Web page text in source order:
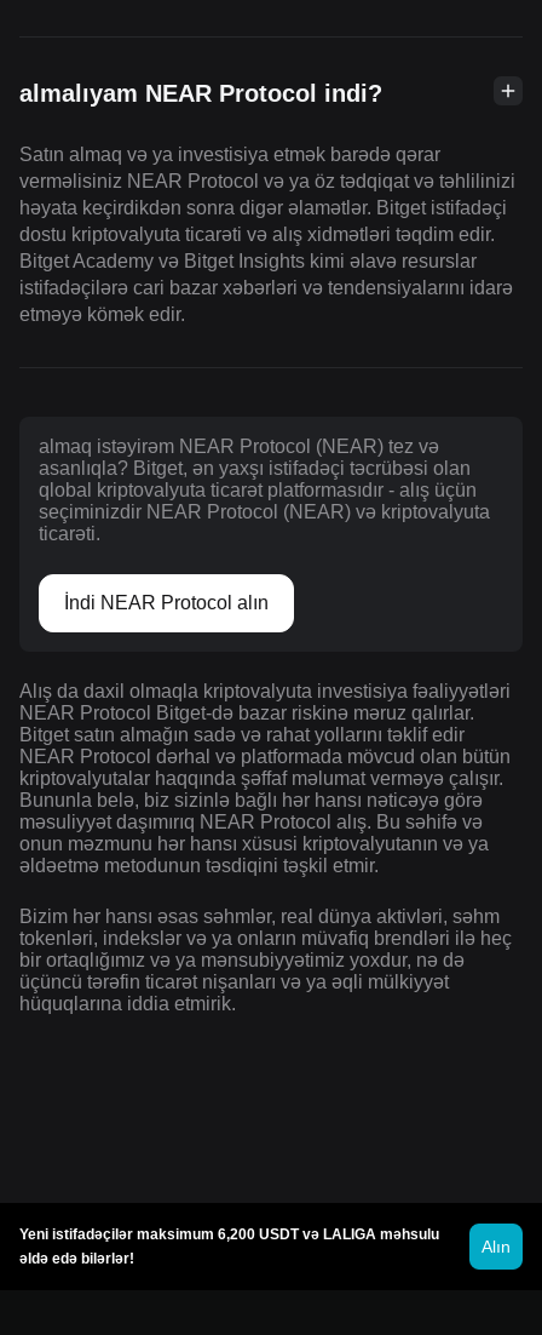
almalıyam NEAR Protocol indi?
Satın almaq və ya investisiya etmək barədə qərar
verməlisiniz NEAR Protocol və ya öz tədqiqat və təhlilinizi
həyata keçirdikdən sonra digər əlamətlər. Bitget istifadəçi
dostu kriptovalyuta ticarəti və alış xidmətləri təqdim edir.
Bitget Academy və Bitget Insights kimi əlavə resurslar
istifadəçilərə cari bazar xəbərləri və tendensiyalarını idarə
etməyə kömək edir.
almaq istəyirəm NEAR Protocol (NEAR) tez və
asanlıqla? Bitget, ən yaxşı istifadəçi təcrübəsi olan
qlobal kriptovalyuta ticarət platformasıdır - alış üçün
seçiminizdir NEAR Protocol (NEAR) və kriptovalyuta
ticarəti.
İndi NEAR Protocol alın
Alış da daxil olmaqla kriptovalyuta investisiya fəaliyyətləri
NEAR Protocol Bitget-də bazar riskinə məruz qalırlar.
Bitget satın almağın sadə və rahat yollarını təklif edir
NEAR Protocol dərhal və platformada mövcud olan bütün
kriptovalyutalar haqqında şəffaf məlumat verməyə çalışır.
Bununla belə, biz sizinlə bağlı hər hansı nəticəyə görə
məsuliyyət daşımırıq NEAR Protocol alış. Bu səhifə və
onun məzmunu hər hansı xüsusi kriptovalyutanın və ya
əldəetmə metodunun təsdiqini təşkil etmir.
Bizim hər hansı əsas səhmlər, real dünya aktivləri, səhm
tokenləri, indekslər və ya onların müvafiq brendləri ilə heç
bir ortaqlığımız və ya mənsubiyyətimiz yoxdur, nə də
üçüncü tərəfin ticarət nişanları və ya əqli mülkiyyət
hüquqlarına iddia etmirik.
Yeni istifadəçilər maksimum 6,200 USDT və LALIGA məhsulu
əldə edə bilərlər!
Alın